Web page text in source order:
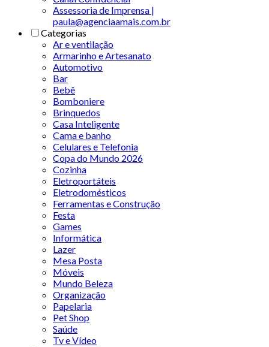
Assessoria de Imprensa |
paula@agenciaamais.com.br
Categorias
Ar e ventilação
Armarinho e Artesanato
Automotivo
Bar
Bebê
Bomboniere
Brinquedos
Casa Inteligente
Cama e banho
Celulares e Telefonia
Copa do Mundo 2026
Cozinha
Eletroportáteis
Eletrodomésticos
Ferramentas e Construção
Festa
Games
Informática
Lazer
Mesa Posta
Móveis
Mundo Beleza
Organização
Papelaria
Pet Shop
Saúde
Tv e Vídeo